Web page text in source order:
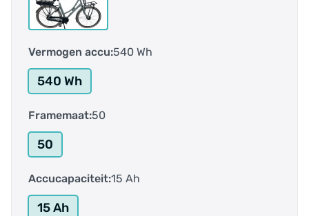
Vermogen accu:540 Wh
540 Wh
Framemaat:50
50
Accucapaciteit:15 Ah
15 Ah